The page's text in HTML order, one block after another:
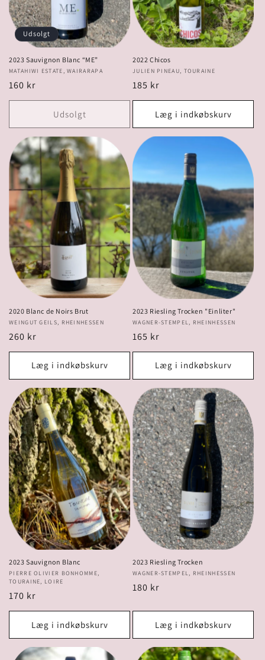
Udsolgt
2023 Sauvignon Blanc “ME”
Forhandler:
MATAHIWI ESTATE, WAIRARAPA
Normalpris
160 kr
Udsolgt
2022 Chicos
Forhandler:
JULIEN PINEAU, TOURAINE
Normalpris
185 kr
Læg i indkøbskurv
2020 Blanc de Noirs Brut
Forhandler:
WEINGUT GEILS, RHEINHESSEN
Normalpris
260 kr
Læg i indkøbskurv
2023 Riesling Trocken "Einliter"
Forhandler:
WAGNER-STEMPEL, RHEINHESSEN
Normalpris
165 kr
Læg i indkøbskurv
2023 Sauvignon Blanc
Forhandler:
PIERRE OLIVIER BONHOMME,
TOURAINE, LOIRE
Normalpris
170 kr
Læg i indkøbskurv
2023 Riesling Trocken
Forhandler:
WAGNER-STEMPEL, RHEINHESSEN
Normalpris
180 kr
Læg i indkøbskurv